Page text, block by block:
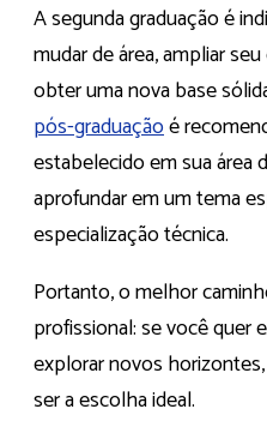
A segunda graduação é
mudar de área, ampliar
obter uma nova base
pós-graduaçãoé
estabelecido em sua área
aprofundar em um tema
especialização técnica.
Portanto, o melhor
profissional: se você quer
explorar novos
ser a escolha ideal.